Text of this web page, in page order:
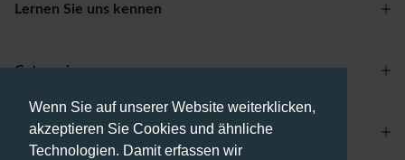
Wenn Sie auf unserer Website weiterklicken,
akzeptieren Sie Cookies und ähnliche
Technologien. Damit erfassen wir
Lernen Sie uns kennen
Categories
Account